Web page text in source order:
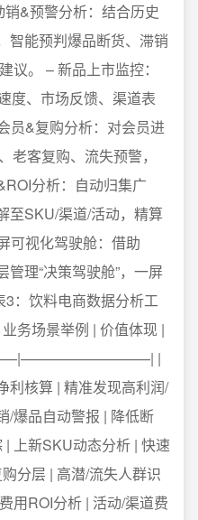
销&预警分析：结合历史
智能预判爆品断货、滞销
议。 – 新品上市监控：
度、市场反馈、渠道表
员&复购分析：对会员进
老客复购、流失预警，
分析：自动归集广
至SKU/渠道/活动，精算
可视化驾驶舱：借助
理“决策驾驶舱”，一屏
：饮料电商数据分析工
务场景举例 | 价值体现 |
|
利核算 | 精准发现高利润/
/爆品自动警报 | 降低断
上新SKU动态分析 | 快速
分层 | 高潜/流失人群识
用ROI分析 | 活动/渠道费